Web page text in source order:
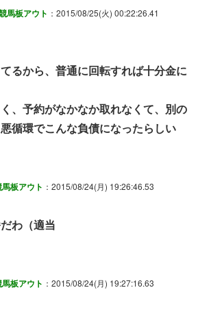
馬板アウト ：2015/08/25(火) 00:22:26.41
るから、普通に回転すれば十分金に
、予約がなかなか取れなくて、別の
循環でこんな負債になったらしい
板アウト ：2015/08/24(月) 19:26:46.53
わ（適当
板アウト ：2015/08/24(月) 19:27:16.63